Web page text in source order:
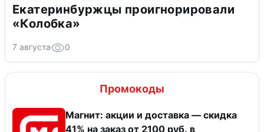
Екатеринбуржцы проигнорировали
«Колобка»
7 августа 0
Промокоды
Магнит: акции и доставка — скидка
41% на заказ от 2100 руб. в